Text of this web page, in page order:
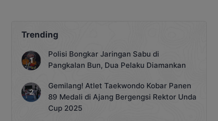
Trending
Polisi Bongkar Jaringan Sabu di
Pangkalan Bun, Dua Pelaku Diamankan
Gemilang! Atlet Taekwondo Kobar Panen
89 Medali di Ajang Bergengsi Rektor Unda
Cup 2025